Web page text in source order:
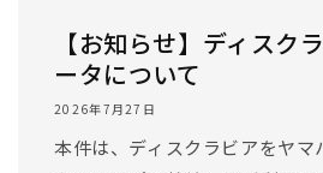
【お知らせ】ディスク
ータについて
2026年7月27日
本件は、ディスクラビアをヤマ